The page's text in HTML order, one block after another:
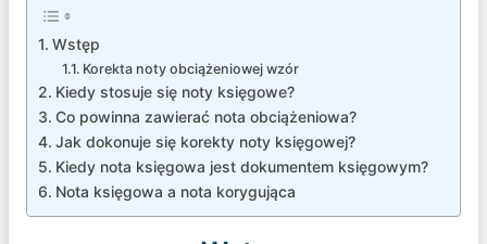
Wstęp
Korekta noty obciążeniowej wzór
Kiedy stosuje się noty księgowe?
Co powinna zawierać nota obciążeniowa?
Jak dokonuje się korekty noty księgowej?
Kiedy nota księgowa jest dokumentem księgowym?
Nota księgowa a nota korygująca